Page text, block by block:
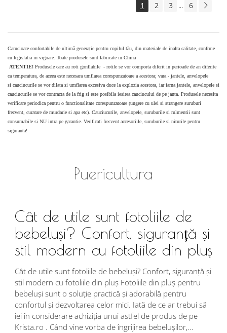
1 2 3 ... 6
Carucioare confortabile de ultimă generație pentru copilul tău, din materiale de inalta calitate, confrme
cu legislatia in vigoare. Toate produsele sunt fabricate in China
ATENTIE! Produsele care au roti gonflabile - rotile se vor comporta diferit in perioade de an diferite
ca temperatura, de aceea este necesara umflarea corespunzatoare a acestora; vara - jantele, anvelopele
si cauciucurile se vor dilata si umflarea excesiva duce la explozia acestora, iar iarna jantele, anvelopele si
cauciucurile se vor contracta de la frig si este posibila iesirea cauciucului de pe janta. Produsele necesita
verificare periodica pentru o functionalitate corespunzatoare (ungere cu ulei si strangere suruburi
frecvent, curatare de murdarie si apa etc). Cauciucurile, anvelopele, suruburile si rulmentii sunt
consumabile si NU intra pe garantie. Verificati frecvent accesoriile, suruburile si niturile pentru
siguranta!
Puericultura
Cât de utile sunt fotoliile de
bebeluși? Confort, siguranță și
stil modern cu fotoliile din pluș
Cât de utile sunt fotoliile de bebeluși? Confort, siguranță și
stil modern cu fotoliile din pluș Fotoliile din pluș pentru
bebeluși sunt o soluție practică și adorabilă pentru
confortul și dezvoltarea celor mici. Iată de ce ar trebui să
iei în considerare achiziția unui astfel de produs de pe
Krista.ro . Când vine vorba de îngrijirea bebelușilor,...